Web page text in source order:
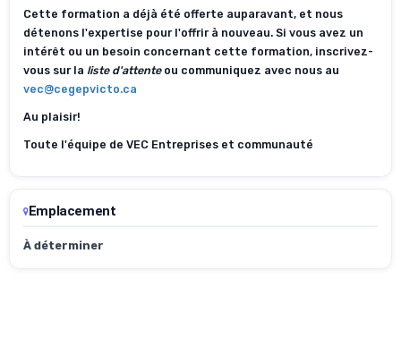
Cette formation a déjà été offerte auparavant, et nous
détenons l'expertise pour l'offrir à nouveau. Si vous avez un
intérêt ou un besoin concernant cette formation, inscrivez-
vous sur la liste d'attenteou communiquez avec nous au
vec@cegepvicto.ca
Au plaisir!
Toute l'équipe de VEC Entreprises et communauté
Emplacement
À déterminer